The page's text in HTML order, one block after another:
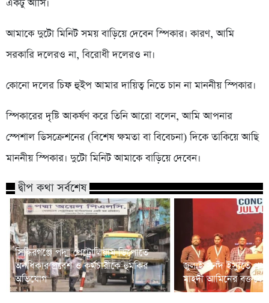
একটু আসি।
আমাকে দুটো মিনিট সময় বাড়িয়ে দেবেন স্পিকার। কারণ, আমি
সরকারি দলেরও না, বিরোধী দলেরও না।
কোনো দলের চিফ হুইপ আমার দায়িত্ব নিতে চান না মাননীয় স্পিকার।
স্পিকারের দৃষ্টি আকর্ষণ করে তিনি আরো বলেন, আমি আপনার
স্পেশাল ডিসক্রেশনের (বিশেষ ক্ষমতা বা বিবেচনা) দিকে তাকিয়ে আছি
মাননীয় স্পিকার। দুটো মিনিট আমাকে বাড়িয়ে দেবেন।
দ্বীপ কথা সর্বশেষ
সিদ্ধিরগঞ্জে পদ্মা পেট্রোলিয়াম ডিপোতে
অনধিকার প্রবেশ ও কর্মচারীকে হুমকির
অভিযোগ
জুলাই সনদ ইস্যুতে
মাহদী আমিনের